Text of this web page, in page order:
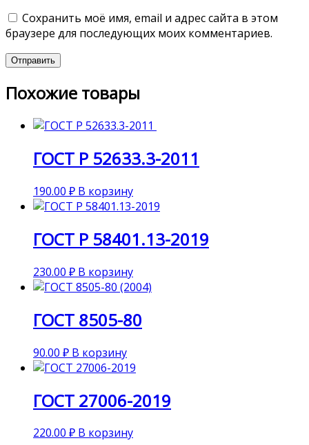
Сохранить моё имя, email и адрес сайта в этом
браузере для последующих моих комментариев.
Похожие товары
ГОСТ Р 52633.3-2011
190.00 ₽ В корзину
ГОСТ Р 58401.13-2019
230.00 ₽ В корзину
ГОСТ 8505-80
90.00 ₽ В корзину
ГОСТ 27006-2019
220.00 ₽ В корзину